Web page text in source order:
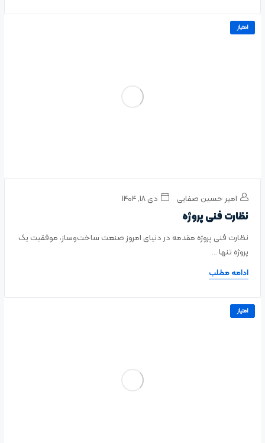
امتیاز
امیر حسین صفایی دی ۱۸, ۱۴۰۴
نظارت فنی پروژه
نظارت فنی پروژه مقدمه در دنیای امروز صنعت ساخت‌وساز، موفقیت یک
پروژه تنها ...
ادامه مطلب
امتیاز